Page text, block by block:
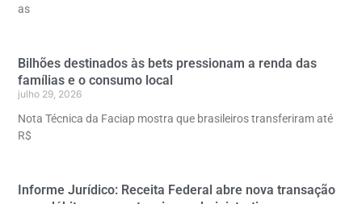
as
Bilhões destinados às bets pressionam a renda das
famílias e o consumo local
julho 29, 2026
Nota Técnica da Faciap mostra que brasileiros transferiram até
R$
Informe Jurídico: Receita Federal abre nova transação